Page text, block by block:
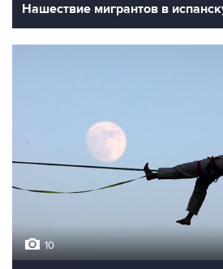
Нашествие мигрантов в
10